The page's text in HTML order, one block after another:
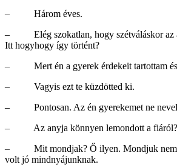
– Három éves.
– Elég szokatlan, hogy szétváláskor az
Itt hogyhogy így történt?
– Mert én a gyerek érdekeit tartottam és
– Vagyis ezt te küzdötted ki.
– Pontosan. Az én gyerekemet ne
– Az anyja könnyen lemondott a fiáról?
– Mit mondjak? Ő ilyen. Mondjuk nem
volt jó mindnyájunknak.